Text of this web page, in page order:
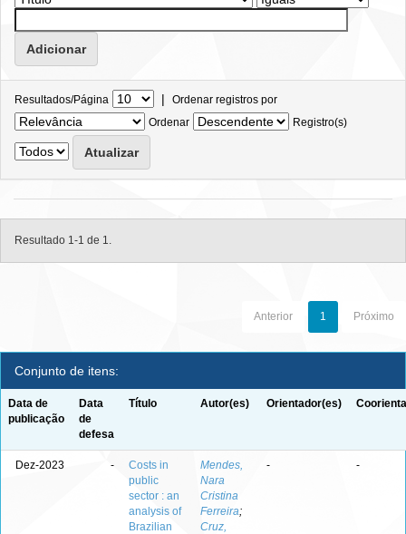
Resultados/Página | Ordenar registros por
Ordenar
Registro(s)
Resultado 1-1 de 1.
Anterior 1 Próximo
Conjunto de itens:
Data de
publicação
Data
de
defesa
Título Autor(es) Orientador(es)
Dez-2023 -
Costs in
public
sector : an
analysis of
Brazilian
Mendes,
Nara
Cristina
Ferreira;
Cruz,
- -